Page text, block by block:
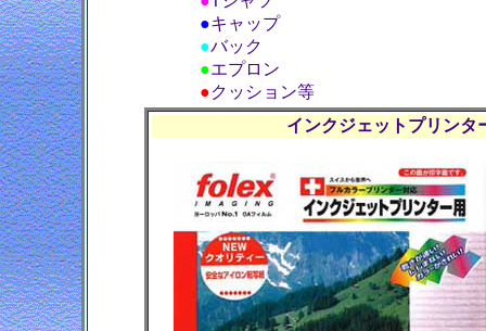
●キャップ
●バック
●エプロン
●クッション等
インクジェットプリン